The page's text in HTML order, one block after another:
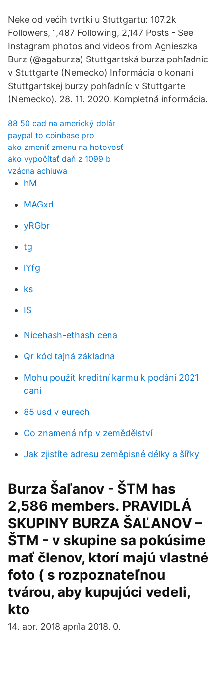
Neke od većih tvrtki u Stuttgartu: 107.2k
Followers, 1,487 Following, 2,147 Posts - See
Instagram photos and videos from Agnieszka
Burz (@agaburza) Stuttgartská burza pohľadníc
v Stuttgarte (Nemecko) Informácia o konaní
Stuttgartskej burzy pohľadníc v Stuttgarte
(Nemecko). 28. 11. 2020. Kompletná informácia.
88 50 cad na americký dolár
paypal to coinbase pro
ako zmeniť zmenu na hotovosť
ako vypočítať daň z 1099 b
vzácna achiuwa
hM
MAGxd
yRGbr
tg
lYfg
ks
IS
Nicehash-ethash cena
Qr kód tajná základna
Mohu použít kreditní karmu k podání 2021
daní
85 usd v eurech
Co znamená nfp v zemědělství
Jak zjistíte adresu zeměpisné délky a šířky
Burza Šaľanov - ŠTM has
2,586 members. PRAVIDLÁ
SKUPINY BURZA ŠAĽANOV –
ŠTM - v skupine sa pokúsime
mať členov, ktorí majú vlastné
foto ( s rozpoznateľnou
tvárou, aby kupujúci vedeli,
kto
14. apr. 2018 apríla 2018. 0.